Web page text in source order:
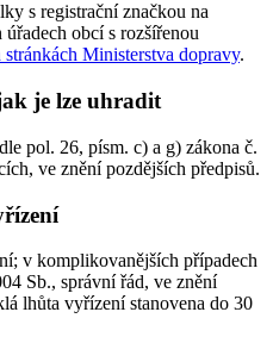
s registrační značkou na
obcí s rozšířenou
Ministerstva dopravy.
je lze uhradit
pol. 26, písm. c) a g) zákona č.
ve znění pozdějších předpisů.
v komplikovanějších případech
Sb., správní řád, ve znění
lhůta vyřízení stanovena do 30